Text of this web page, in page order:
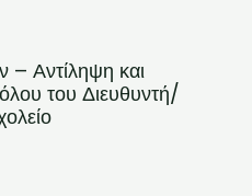
– Αντίληψη και
του Διευθυντή/